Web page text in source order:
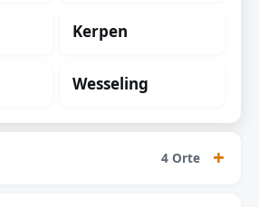
Kerpen
Wesseling
4 Orte